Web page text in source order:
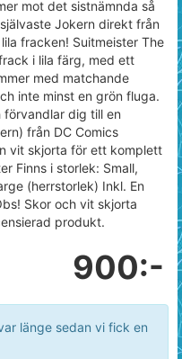
mot det sistnämnda så
Jokern direkt från
fracken! Suitmeister The
i lila färg, med ett
med matchande
inte minst en grön fluga.
dig till en
från DC Comics
vit skjorta för ett komplett
Finns i storlek: Small,
(herrstorlek) Inkl. En
Skor och vit skjorta
produkt.
900:-
länge sedan vi fick en